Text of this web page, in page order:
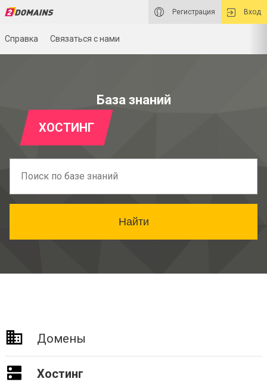
Регистрация Вход
Справка Связаться с нами
База знаний
ХОСТИНГ
Найти
Домены
Хостинг